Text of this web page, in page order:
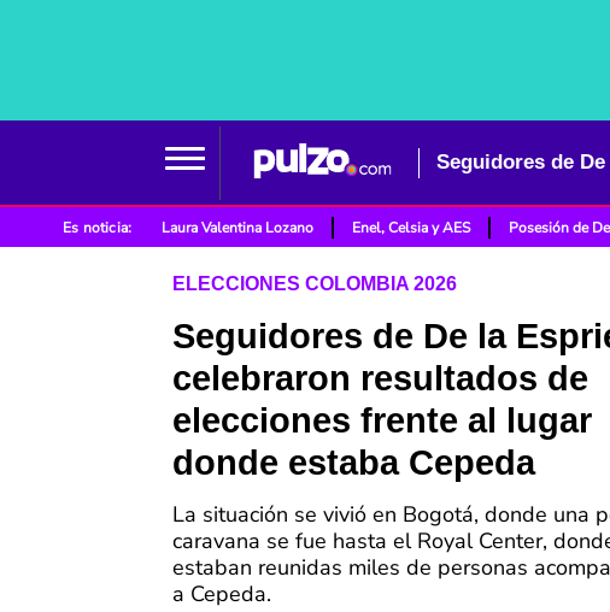
Es noticia: Laura Valentina Lozano Enel, Celsia y AES Posesión de
ELECCIONES COLOMBIA 2026
Seguidores de De la
celebraron resultados de
elecciones frente al lugar
donde estaba Cepeda
La situación se vivió en Bogotá, donde una
caravana se fue hasta el Royal Center,
estaban reunidas miles de personas
a Cepeda.